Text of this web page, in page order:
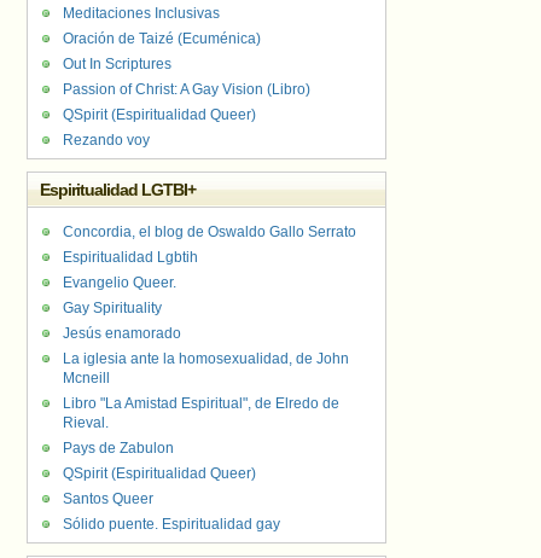
Meditaciones Inclusivas
Oración de Taizé (Ecuménica)
Out In Scriptures
Passion of Christ: A Gay Vision (Libro)
QSpirit (Espiritualidad Queer)
Rezando voy
Espiritualidad LGTBI+
Concordia, el blog de Oswaldo Gallo Serrato
Espiritualidad Lgbtih
Evangelio Queer.
Gay Spirituality
Jesús enamorado
La iglesia ante la homosexualidad, de John
Mcneill
Libro "La Amistad Espiritual", de Elredo de
Rieval.
Pays de Zabulon
QSpirit (Espiritualidad Queer)
Santos Queer
Sólido puente. Espiritualidad gay